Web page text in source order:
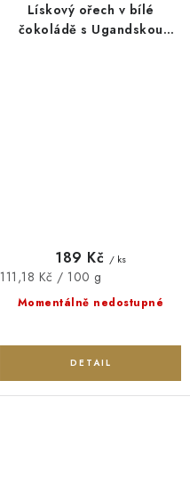
Lískový ořech v bílé
čokoládě s Ugandskou
Momentálně nedostupné
189 Kč / ks
Měrná
cena:
111,18 Kč / 100 g